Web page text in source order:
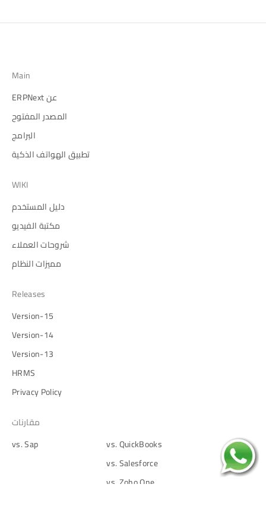
Main
عن ERPNext
المصدر المفتوح
البرامج
تطبيق الهواتف الذكية
WIKI
دليل المستخدم
مكتبة الفيديو
شروحات العملاء
مميزات النظام
Releases
Version-15
Version-14
Version-13
HRMS
Privacy Policy
مقارنات
vs. QuickBooks
vs. Salesforce
vs. Zoho One
vs. Sap